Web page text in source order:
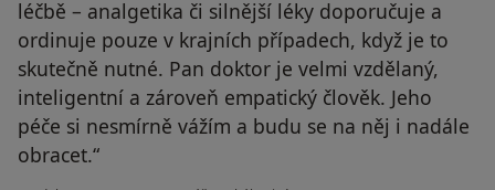
léčbě – analgetika či silnější léky doporučuje a
ordinuje pouze v krajních případech, když je to
skutečně nutné. Pan doktor je velmi vzdělaný,
inteligentní a zároveň empatický člověk. Jeho
péče si nesmírně vážím a budu se na něj i nadále
obracet.“